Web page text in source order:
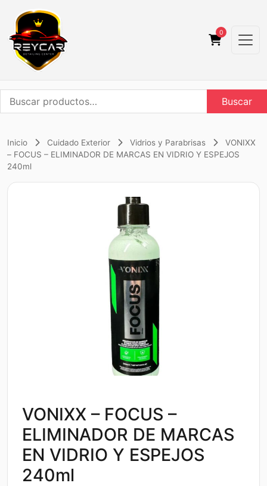
0
Buscar
por:
Buscar
Inicio Cuidado Exterior Vidrios y Parabrisas
VONIXX
– FOCUS – ELIMINADOR DE MARCAS EN VIDRIO Y ESPEJOS
240ml
VONIXX – FOCUS –
ELIMINADOR DE MARCAS
EN VIDRIO Y ESPEJOS
240ml